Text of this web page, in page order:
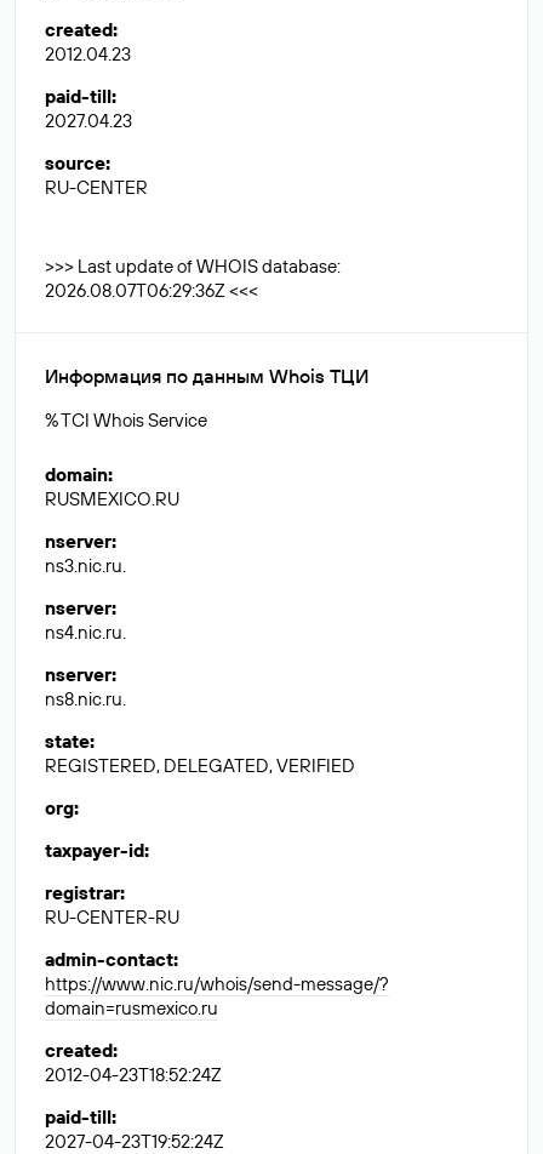
created:
2012.04.23
paid-till:
2027.04.23
source:
RU-CENTER
>>> Last update of WHOIS database:
2026.08.07T06:29:36Z <<<
Информация по данным Whois ТЦИ
% TCI Whois Service
domain:
RUSMEXICO.RU
nserver:
ns3.nic.ru.
nserver:
ns4.nic.ru.
nserver:
ns8.nic.ru.
state:
REGISTERED, DELEGATED, VERIFIED
org:
taxpayer-id:
registrar:
RU-CENTER-RU
admin-contact:
https://www.nic.ru/whois/send-message/?
domain=rusmexico.ru
created:
2012-04-23T18:52:24Z
paid-till:
2027-04-23T19:52:24Z